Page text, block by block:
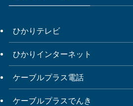
ひかりテレビ
ひかりインターネット
ケーブルプラス電話
ケーブルプラスでんき